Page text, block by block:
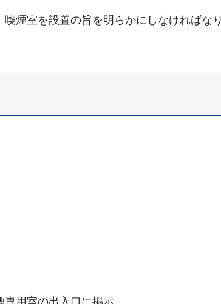
煙室を設置の旨を明らかにしなければな